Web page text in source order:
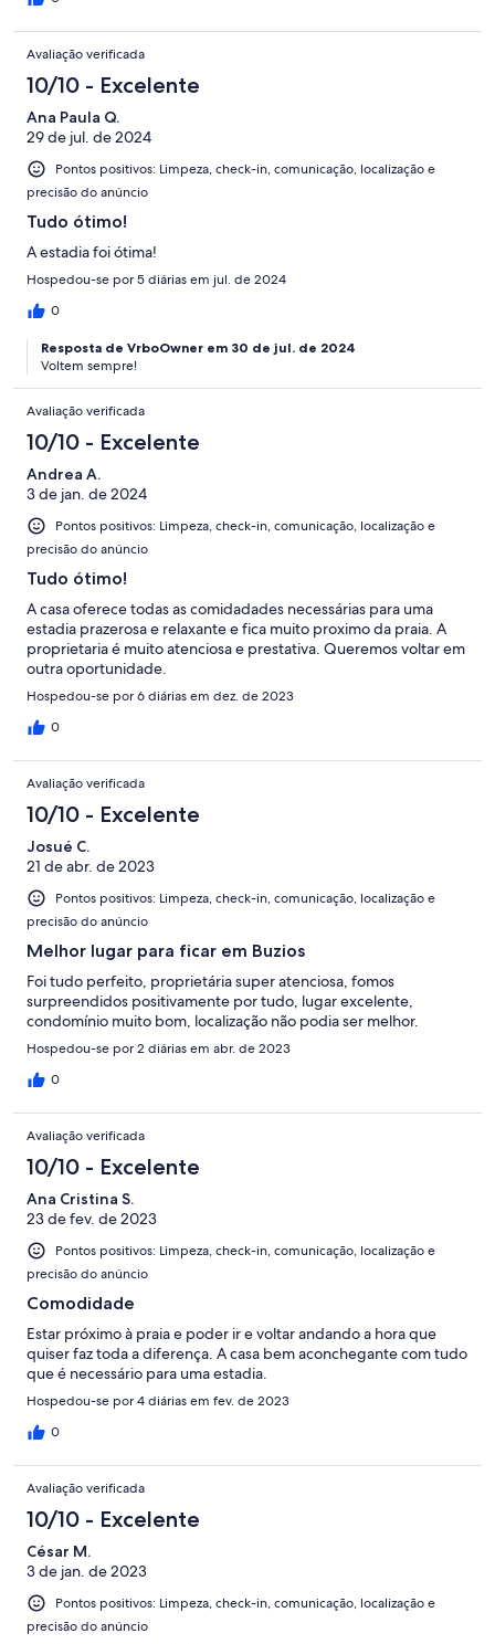
Avaliação verificada
10/10 - Excelente
Ana Paula Q.
29 de jul. de 2024
Pontos positivos: Limpeza, check-in, comunicação, localização e
precisão do anúncio
Tudo ótimo!
A estadia foi ótima!
Hospedou-se por 5 diárias em jul. de 2024
0
Resposta de VrboOwner em 30 de jul. de 2024
Voltem sempre!
Avaliação verificada
10/10 - Excelente
Andrea A.
3 de jan. de 2024
Pontos positivos: Limpeza, check-in, comunicação, localização e
precisão do anúncio
Tudo ótimo!
A casa oferece todas as comidadades necessárias para uma
estadia prazerosa e relaxante e fica muito proximo da praia. A
proprietaria é muito atenciosa e prestativa. Queremos voltar em
outra oportunidade.
Hospedou-se por 6 diárias em dez. de 2023
0
Avaliação verificada
10/10 - Excelente
Josué C.
21 de abr. de 2023
Pontos positivos: Limpeza, check-in, comunicação, localização e
precisão do anúncio
Melhor lugar para ficar em Buzios
Foi tudo perfeito, proprietária super atenciosa, fomos
surpreendidos positivamente por tudo, lugar excelente,
condomínio muito bom, localização não podia ser melhor.
Hospedou-se por 2 diárias em abr. de 2023
0
Avaliação verificada
10/10 - Excelente
Ana Cristina S.
23 de fev. de 2023
Pontos positivos: Limpeza, check-in, comunicação, localização e
precisão do anúncio
Comodidade
Estar próximo à praia e poder ir e voltar andando a hora que
quiser faz toda a diferença. A casa bem aconchegante com tudo
que é necessário para uma estadia.
Hospedou-se por 4 diárias em fev. de 2023
0
Avaliação verificada
10/10 - Excelente
César M.
3 de jan. de 2023
Pontos positivos: Limpeza, check-in, comunicação, localização e
precisão do anúncio